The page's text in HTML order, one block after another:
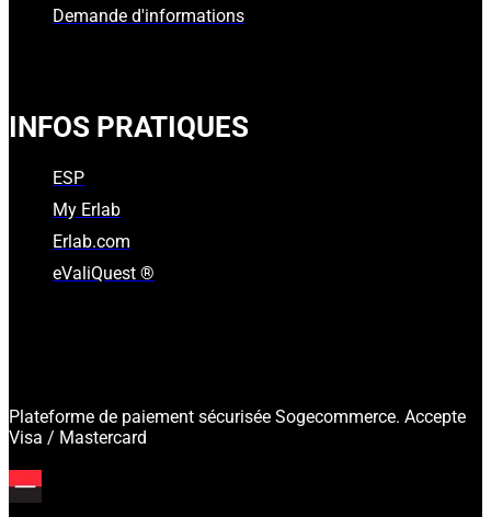
Demande d'informations
INFOS PRATIQUES
ESP
My Erlab
Erlab.com
eValiQuest ®
Plateforme de paiement sécurisée Sogecommerce. Accepte
Visa / Mastercard